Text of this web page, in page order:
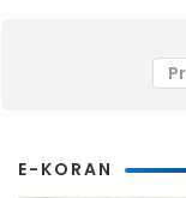
E-KORAN